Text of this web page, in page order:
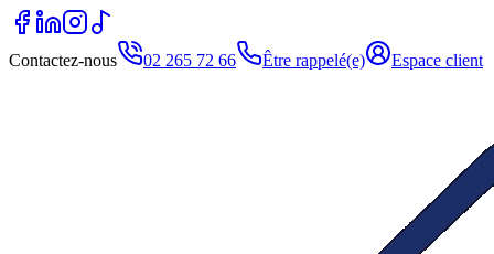
Contactez-nous 02 265 72 66 Être rappelé(e) Espace client